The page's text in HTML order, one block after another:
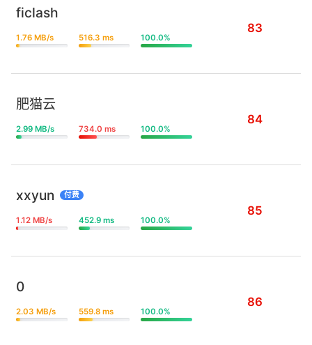
ficlash
1.76 MB/s 516.3 ms 100.0%
83
肥猫云
2.99 MB/s 734.0 ms 100.0%
84
xxyun 付费
1.12 MB/s 452.9 ms 100.0%
85
0
2.03 MB/s 559.8 ms 100.0%
86